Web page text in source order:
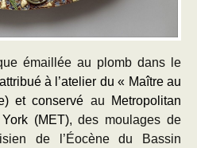
émaillée au plomb dans le
attribué à l’atelier du « Maître au
et conservé au
Metropolitan
(MET), des moulages de
de l’Éocène du Bassin